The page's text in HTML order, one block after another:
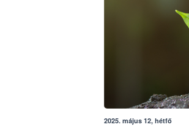
2025. május 12, hétfő